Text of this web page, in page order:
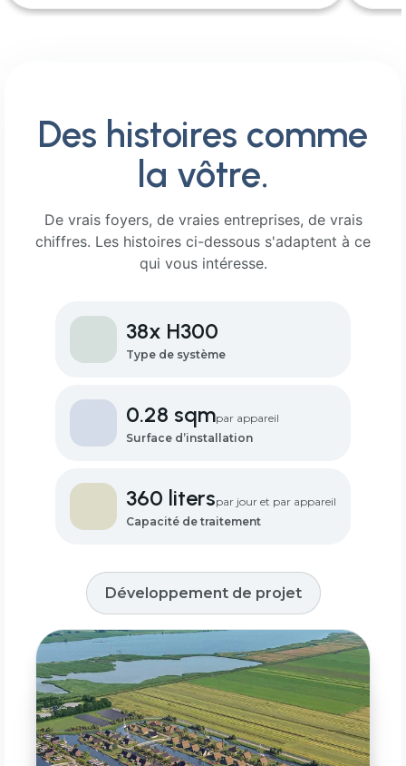
Des histoires comme
la vôtre.
De vrais foyers, de vraies entreprises, de vrais
chiffres. Les histoires ci-dessous s'adaptent à ce
qui vous intéresse.
38x H300
Type de système
0.28 sqmpar appareil
Surface d’installation
360 literspar jour et par appareil
Capacité de traitement
Développement de projet